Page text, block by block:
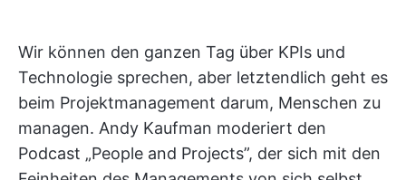
Wir können den ganzen Tag über KPIs und
Technologie sprechen, aber letztendlich geht es
beim Projektmanagement darum, Menschen zu
managen. Andy Kaufman moderiert den
Podcast „People and Projects”, der sich mit den